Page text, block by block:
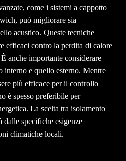
come i sistemi a cappotto
può migliorare sia
acustico. Queste tecniche
efficaci contro la perdita di calore
anche importante considerare
interno e quello esterno. Mentre
più efficace per il controllo
è spesso preferibile per
La scelta tra isolamento
dalle specifiche esigenze
climatiche locali.